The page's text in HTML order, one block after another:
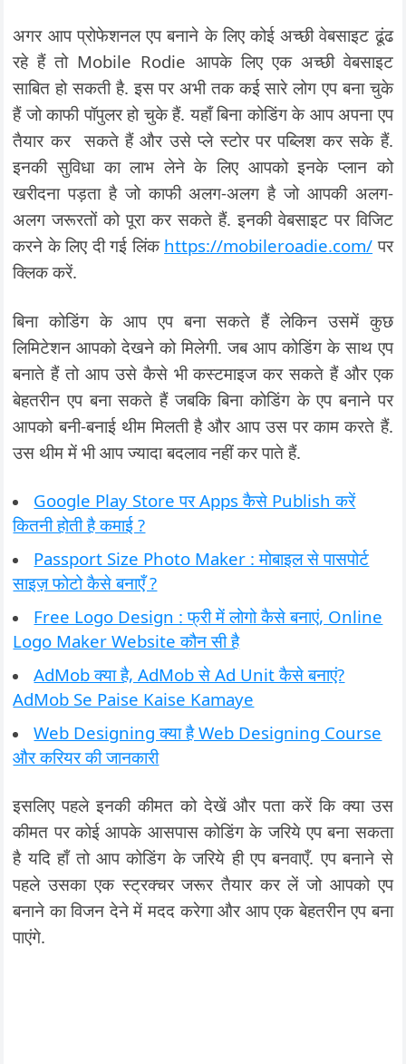
अगर आप प्रोफेशनल एप बनाने के लिए कोई अच्छी वेबसाइट ढूंढ
रहे हैं तो Mobile Rodie आपके लिए एक अच्छी वेबसाइट
साबित हो सकती है. इस पर अभी तक कई सारे लोग एप बना चुके
हैं जो काफी पॉपुलर हो चुके हैं. यहाँ बिना कोडिंग के आप अपना एप
तैयार कर सकते हैं और उसे प्ले स्टोर पर पब्लिश कर सके हैं.
इनकी सुविधा का लाभ लेने के लिए आपको इनके प्लान को
खरीदना पड़ता है जो काफी अलग-अलग है जो आपकी अलग-
अलग जरूरतों को पूरा कर सकते हैं. इनकी वेबसाइट पर विजिट
करने के लिए दी गई लिंक https://mobileroadie.com/ पर
क्लिक करें.
बिना कोडिंग के आप एप बना सकते हैं लेकिन उसमें कुछ
लिमिटेशन आपको देखने को मिलेगी. जब आप कोडिंग के साथ एप
बनाते हैं तो आप उसे कैसे भी कस्टमाइज कर सकते हैं और एक
बेहतरीन एप बना सकते हैं जबकि बिना कोडिंग के एप बनाने पर
आपको बनी-बनाई थीम मिलती है और आप उस पर काम करते हैं.
उस थीम में भी आप ज्यादा बदलाव नहीं कर पाते हैं.
Google Play Store पर Apps कैसे Publish करें
कितनी होती है कमाई ?
Passport Size Photo Maker : मोबाइल से पासपोर्ट
साइज़ फोटो कैसे बनाएँ ?
Free Logo Design : फ्री में लोगो कैसे बनाएं, Online
Logo Maker Website कौन सी है
AdMob क्या है, AdMob से Ad Unit कैसे बनाएं?
AdMob Se Paise Kaise Kamaye
Web Designing क्या है Web Designing Course
और करियर की जानकारी
इसलिए पहले इनकी कीमत को देखें और पता करें कि क्या उस
कीमत पर कोई आपके आसपास कोडिंग के जरिये एप बना सकता
है यदि हाँ तो आप कोडिंग के जरिये ही एप बनवाएँ. एप बनाने से
पहले उसका एक स्ट्रक्चर जरूर तैयार कर लें जो आपको एप
बनाने का विजन देने में मदद करेगा और आप एक बेहतरीन एप बना
पाएंगे.